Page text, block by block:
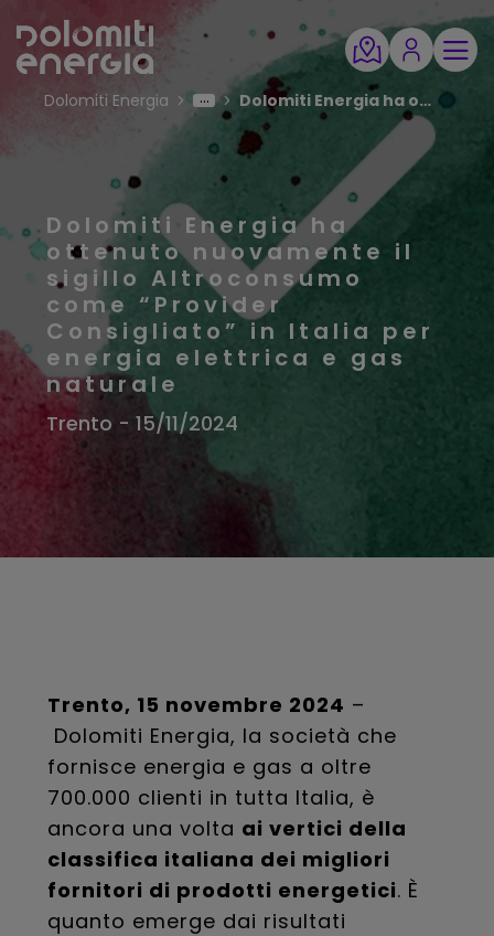
Dolomiti Energia Dolomiti Energia ha ottenuto nuovamente il sigillo Altroconsumo come “Provider Consigliato” in Italia per energia elettrica e gas naturale
Dolomiti Energia ha
ottenuto nuovamente il
sigillo Altroconsumo
come “Provider
Consigliato” in Italia per
energia elettrica e gas
naturale
Trento - 15/11/2024
Trento, 15 novembre 2024 –
Dolomiti Energia, la società che
fornisce energia e gas a oltre
700.000 clienti in tutta Italia, è
ancora una volta ai vertici della
classifica italiana dei migliori
fornitori di prodotti energetici. È
quanto emerge dai risultati